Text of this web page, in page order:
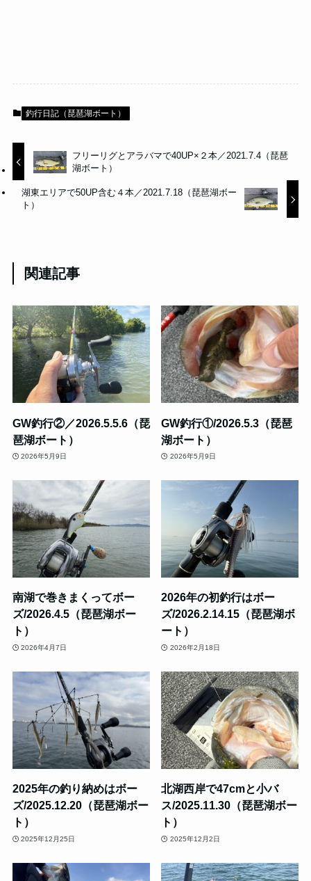
釣行日記（琵琶湖ボート）
フリーリグとアラバマで40UP×２本／2021.7.4（琵琶
湖ボート）
湖東エリアで50UP含む４本／2021.7.18（琵琶湖ボー
ト）
関連記事
GW釣行②／2026.5.5.6（琵
琶湖ボート）
2026年5月9日
GW釣行①/2026.5.3（琵琶
湖ボート）
2026年5月9日
南湖で巻きまくってボー
ズ/2026.4.5（琵琶湖ボー
ト）
2026年4月7日
2026年の初釣行はボー
ズ/2026.2.14.15（琵琶湖ボ
ート）
2026年2月18日
2025年の釣り納めはボー
ズ/2025.12.20（琵琶湖ボー
ト）
2025年12月25日
北湖西岸で47cmと小バ
ス/2025.11.30（琵琶湖ボー
ト）
2025年12月2日